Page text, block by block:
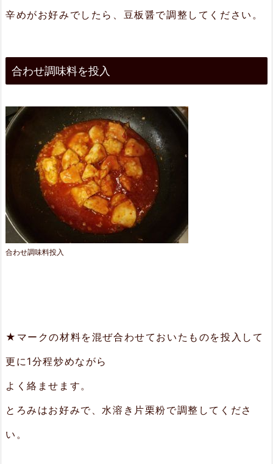
辛めがお好みでしたら、豆板醤で調整してください。
合わせ調味料を投入
合わせ調味料投入
★マークの材料を混ぜ合わせておいたものを投入して
更に1分程炒めながら
よく絡ませます。
とろみはお好みで、水溶き片栗粉で調整してくださ
い。